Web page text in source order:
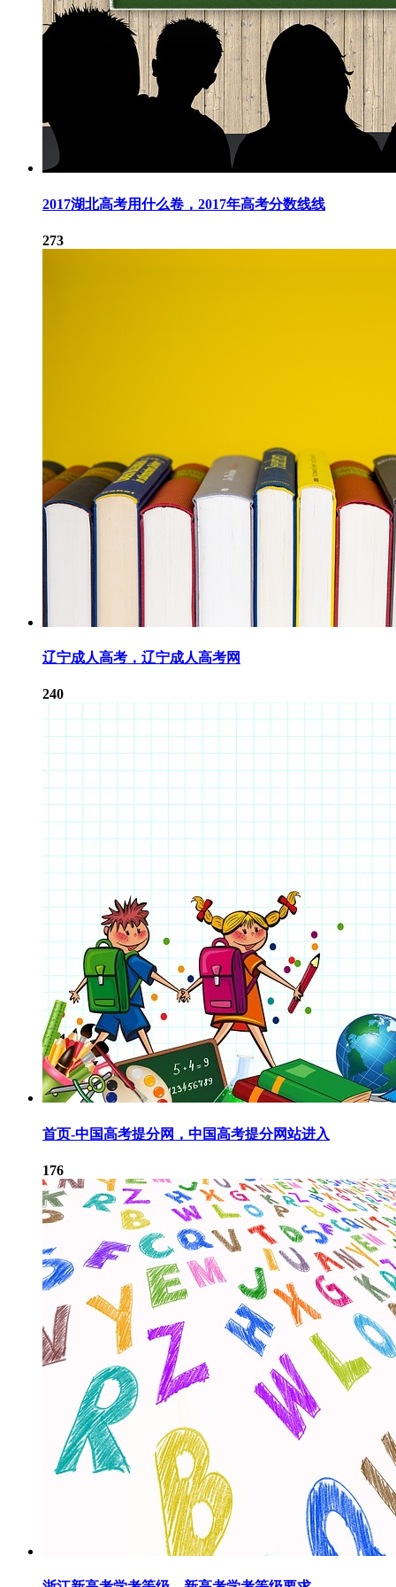
2017湖北高考用什么卷，2017年高考分数线线
273
辽宁成人高考，辽宁成人高考网
240
首页-中国高考提分网，中国高考提分网站进入
176